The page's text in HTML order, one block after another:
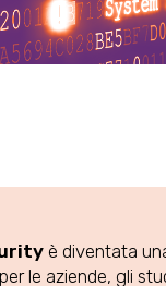
è diventata
le aziende, gli